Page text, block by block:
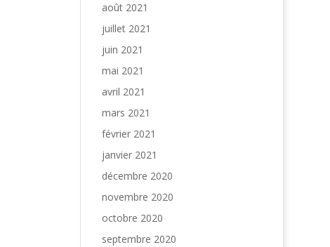
août 2021
juillet 2021
juin 2021
mai 2021
avril 2021
mars 2021
février 2021
janvier 2021
décembre 2020
novembre 2020
octobre 2020
septembre 2020